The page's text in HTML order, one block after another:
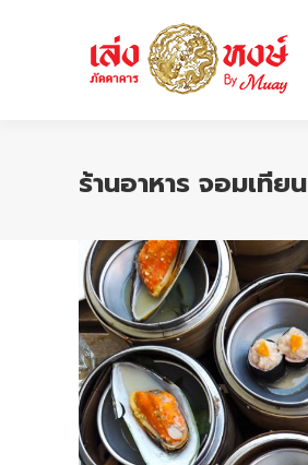
ร้านอาหาร จอมเทียน